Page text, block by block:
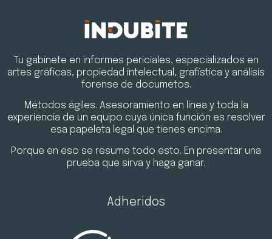
Tu gabinete en informes periciales, especializados en
artes gráficas, propiedad intelectual, grafística y análisis
forense de documetos.
Métodos ágiles. Asesoramiento en línea y toda la
experiencia de un equipo cuya única función es resolver
esa papeleta legal que tienes encima.
Porque en eso se resume todo esto. En presentar una
prueba que sirva y haga ganar.
Adheridos